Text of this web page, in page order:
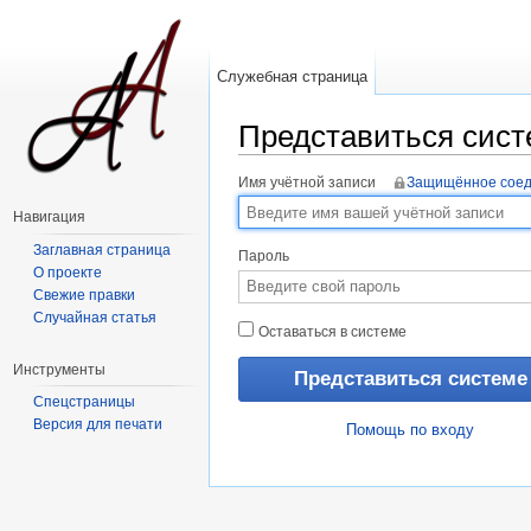
Представиться
Имя учётной записи Защищённое
Пароль
Оставаться в системе
Помощь по входу
Служебная страница
Навигация
Заглавная страница
О проекте
Свежие правки
Случайная статья
Инструменты
Спецстраницы
Версия для печати